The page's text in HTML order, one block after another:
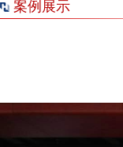
案例展示